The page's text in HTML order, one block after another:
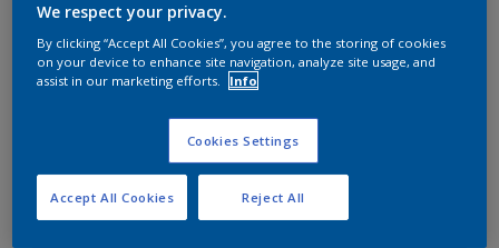
Quantité Calculateur de peinture
Calculer
Ajouter à la liste d’achats
We respect your privacy.
By clicking “Accept All Cookies”, you agree to the storing of cookies
on your device to enhance site navigation, analyze site usage, and
assist in our marketing efforts.
Info
Cookies Settings
Reject All
Accept All Cookies